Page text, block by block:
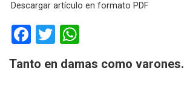
Descargar artículo en formato PDF
F
a
ce
T
wi
tt at
Tanto en damas como varones.